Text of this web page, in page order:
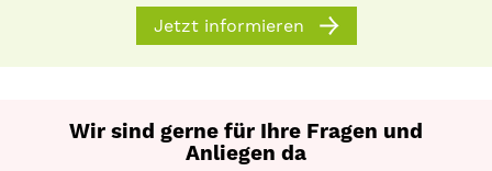
Jetzt informieren
Wir sind gerne für Ihre Fragen und
Anliegen da